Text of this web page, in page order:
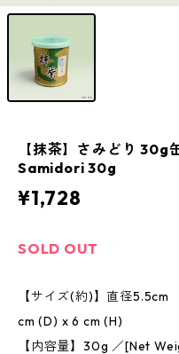
【抹茶】さみどり
Samidori 30g
¥1,728
SOLD OUT
【サイズ(約)】直径
cm (D) x 6 cm (H)
【内容量】30g ／[Net